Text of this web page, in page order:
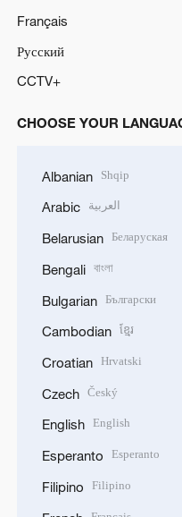
Français
Русский
CCTV+
CHOOSE YOUR
Albanian Shqip
Arabic العربية
Belarusian Беларуская
Bengali বাংলা
Bulgarian Български
Cambodian ខ្មែរ
Croatian Hrvatski
Czech Český
English English
Esperanto Esperanto
Filipino Filipino